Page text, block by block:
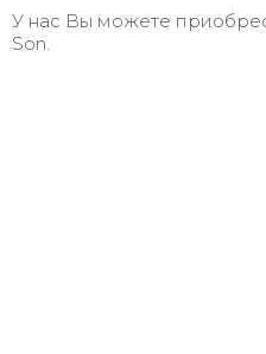
У нас Вы можете
Son.